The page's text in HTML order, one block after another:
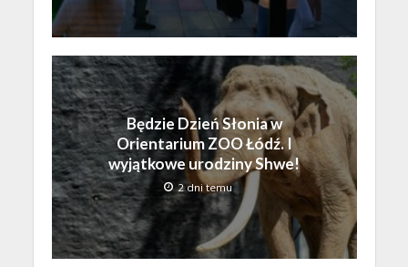
Będzie Dzień Słonia w
Orientarium ZOO Łódź. I
wyjątkowe urodziny Shwe!
2 dni temu